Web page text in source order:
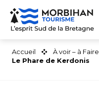
Aller
contenu
Accueil À voir – à Faire
Le Phare de Kerdonis